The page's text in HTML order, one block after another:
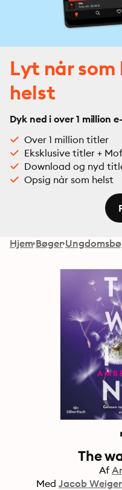
Lyt når som
helst
Dyk ned i over 1 million
Over 1 million titler
Eksklusive titler +
Download og nyd
Opsig når som helst
Hjem Bøger
The
Af
Med Jacob